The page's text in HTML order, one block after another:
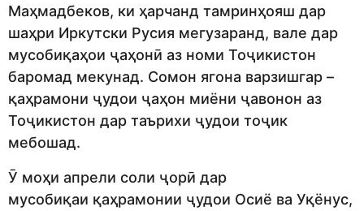
Маҳмадбеков, ки ҳарчанд тамринҳояш дар
шаҳри Иркутски Русия мегузаранд, вале дар
мусобиқаҳои ҷаҳонӣ аз номи Тоҷикистон
баромад мекунад. Сомон ягона варзишгар –
қаҳрамони ҷудои ҷаҳон миёни ҷавонон аз
Тоҷикистон дар таърихи ҷудои тоҷик
мебошад.
Ӯ моҳи апрели соли ҷорӣ дар
мусобиқаи қаҳрамонии ҷудои Осиё ва Уқёнус,